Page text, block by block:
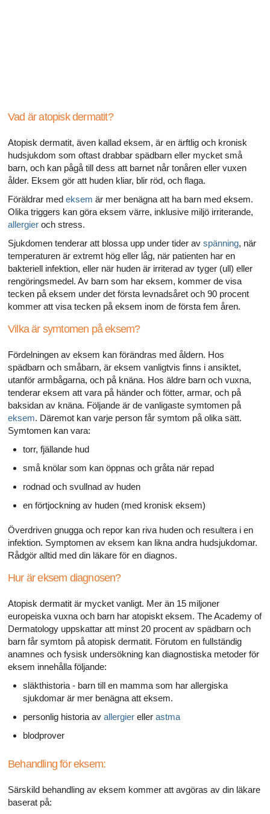
Alla artiklar om depression och erektil dysfunktion
Alla artiklar om lupus
Vad är atopisk dermatit?
Atopisk dermatit, även kallad eksem, är en ärftlig och kronisk
hudsjukdom som oftast drabbar spädbarn eller mycket små
barn, och kan pågå till dess att barnet når tonåren eller vuxen
ålder. Eksem gör att huden kliar, blir röd, och flaga.
Föräldrar med eksem är mer benägna att ha barn med eksem.
Olika triggers kan göra eksem värre, inklusive miljö irriterande,
allergier och stress.
Sjukdomen tenderar att blossa upp under tider av spänning, när
temperaturen är extremt hög eller låg, när patienten har en
bakteriell infektion, eller när huden är irriterad av tyger (ull) eller
rengöringsmedel. Av barn som har eksem, kommer de visa
tecken på eksem under det första levnadsåret och 90 procent
kommer att visa tecken på eksem inom de första fem åren.
Vilka är symtomen på eksem?
Fördelningen av eksem kan förändras med åldern. Hos
spädbarn och småbarn, är eksem vanligtvis finns i ansiktet,
utanför armbågarna, och på knäna. Hos äldre barn och vuxna,
tenderar eksem att vara på händer och fötter, armar, och på
baksidan av knäna. Följande är de vanligaste symtomen på
eksem. Däremot kan varje person får symtom på olika sätt.
Symtomen kan vara:
torr, fjällande hud
små knölar som kan öppnas och gråta när repad
rodnad och svullnad av huden
en förtjockning av huden (med kronisk eksem)
Överdriven gnugga och repor kan riva huden och resultera i en
infektion. Symptomen av eksem kan likna andra hudsjukdomar.
Rådgör alltid med din läkare för en diagnos.
Hur är eksem diagnosen?
Atopisk dermatit är mycket vanligt. Mer än 15 miljoner
europeiska vuxna och barn har atopiskt eksem. The Academy of
Dermatology uppskattar att minst 20 procent av spädbarn och
barn får symtom på atopisk dermatit. Förutom en fullständig
anamnes och fysisk undersökning kan diagnostiska metoder för
eksem innehålla följande:
släkthistoria - barn till en mamma som har allergiska
sjukdomar är mer benägna att eksem.
personlig historia av allergier eller astma
blodprover
Behandling för eksem:
Särskild behandling av eksem kommer att avgöras av din läkare
baserat på: